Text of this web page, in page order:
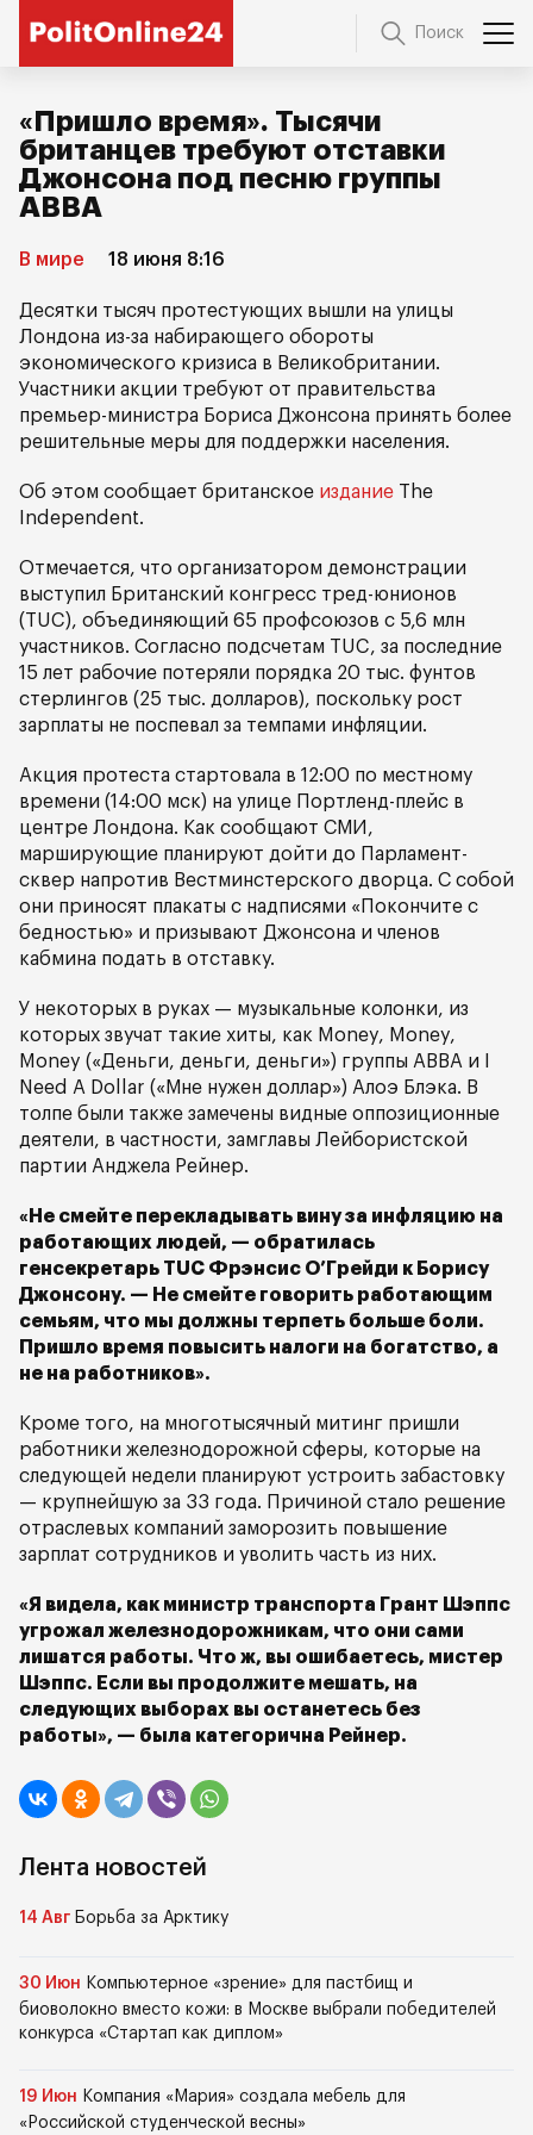
Поиск
«Пришло время». Тысячи
британцев требуют отставки
Джонсона под песню группы
ABBA
В мире 18 июня 8:16
Десятки тысяч протестующих вышли на улицы
Лондона из-за набирающего обороты
экономического кризиса в Великобритании.
Участники акции требуют от правительства
премьер-министра Бориса Джонсона принять более
решительные меры для поддержки населения.
Об этом сообщает британское издание The
Independent.
Отмечается, что организатором демонстрации
выступил Британский конгресс тред-юнионов
(TUC), объединяющий 65 профсоюзов с 5,6 млн
участников. Согласно подсчетам TUC, за последние
15 лет рабочие потеряли порядка 20 тыс. фунтов
стерлингов (25 тыс. долларов), поскольку рост
зарплаты не поспевал за темпами инфляции.
Акция протеста стартовала в 12:00 по местному
времени (14:00 мск) на улице Портленд-плейс в
центре Лондона. Как сообщают СМИ,
марширующие планируют дойти до Парламент-
сквер напротив Вестминстерского дворца. С собой
они приносят плакаты с надписями «Покончите с
бедностью» и призывают Джонсона и членов
кабмина подать в отставку.
У некоторых в руках — музыкальные колонки, из
которых звучат такие хиты, как Money, Money,
Money («Деньги, деньги, деньги») группы ABBA и I
Need A Dollar («Мне нужен доллар») Алоэ Блэка. В
толпе были также замечены видные оппозиционные
деятели, в частности, замглавы Лейбористской
партии Анджела Рейнер.
«Не смейте перекладывать вину за инфляцию на
работающих людей, — обратилась
генсекретарь TUC Фрэнсис О’Грейди к Борису
Джонсону. — Не смейте говорить работающим
семьям, что мы должны терпеть больше боли.
Пришло время повысить налоги на богатство, а
не на работников».
Кроме того, на многотысячный митинг пришли
работники железнодорожной сферы, которые на
следующей недели планируют устроить забастовку
— крупнейшую за 33 года. Причиной стало решение
отраслевых компаний заморозить повышение
зарплат сотрудников и уволить часть из них.
«Я видела, как министр транспорта Грант Шэппс
угрожал железнодорожникам, что они сами
лишатся работы. Что ж, вы ошибаетесь, мистер
Шэппс. Если вы продолжите мешать, на
следующих выборах вы останетесь без
работы», — была категорична Рейнер.
Лента новостей
14 Авг Борьба за Арктику
30 Июн Компьютерное «зрение» для пастбищ и
биоволокно вместо кожи: в Москве выбрали победителей
конкурса «Стартап как диплом»
19 Июн Компания «Мария» создала мебель для
«Российской студенческой весны»